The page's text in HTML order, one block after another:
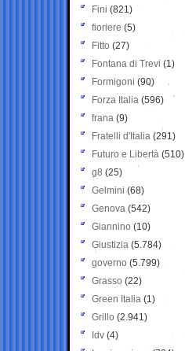
Fini (821)
fioriere (5)
Fitto (27)
Fontana di Trevi (1)
Formigoni (90)
Forza Italia (596)
frana (9)
Fratelli d'Italia (291)
Futuro e Libertà (510)
g8 (25)
Gelmini (68)
Genova (542)
Giannino (10)
Giustizia (5.784)
governo (5.799)
Grasso (22)
Green Italia (1)
Grillo (2.941)
Idv (4)